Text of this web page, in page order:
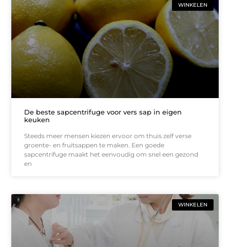
WINKELEN
De beste sapcentrifuge voor vers sap in eigen
keuken
Steeds meer mensen kiezen ervoor om thuis zelf verse
groente- en fruitsappen te maken. Een goede
sapcentrifuge maakt het eenvoudig om snel een gezond
en
WINKELEN